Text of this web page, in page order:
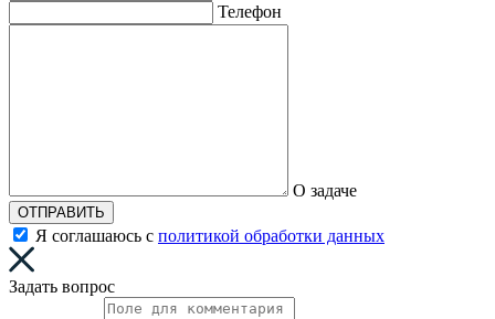
Телефон
О задаче
ОТПРАВИТЬ
Я соглашаюсь с политикой обработки данных
Задать вопрос